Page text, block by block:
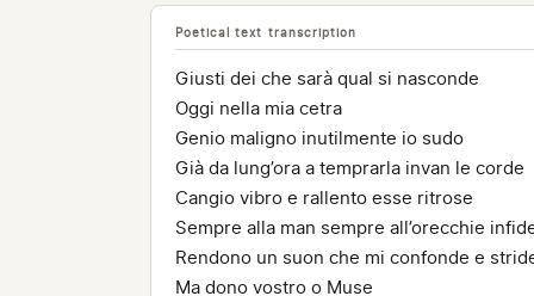
Poetical text transcription
Giusti dei che sarà qual si nasconde
Oggi nella mia cetra
Genio maligno inutilmente io sudo
Già da lung’ora a temprarla invan le corde
Cangio vibro e rallento esse ritrose
Sempre alla man sempre all’orecchie
Rendono un suon che mi confonde e
Ma dono vostro o Muse